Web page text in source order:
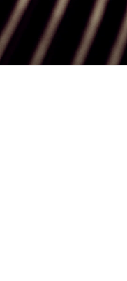
Pular
para
o
conteúdo